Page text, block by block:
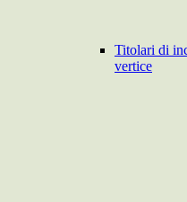
Titolari di
vertice